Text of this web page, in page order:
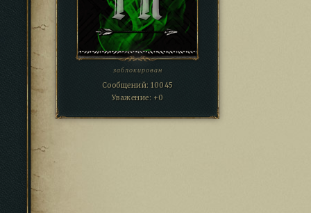
заблокирован
Сообщений: 10045
Уважение: +0